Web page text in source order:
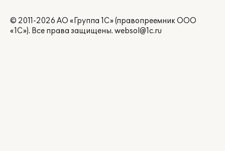
© 2011-2026 АО «Группа 1С» (правопреемник ООО
«1С»). Все права защищены. websol@1c.ru